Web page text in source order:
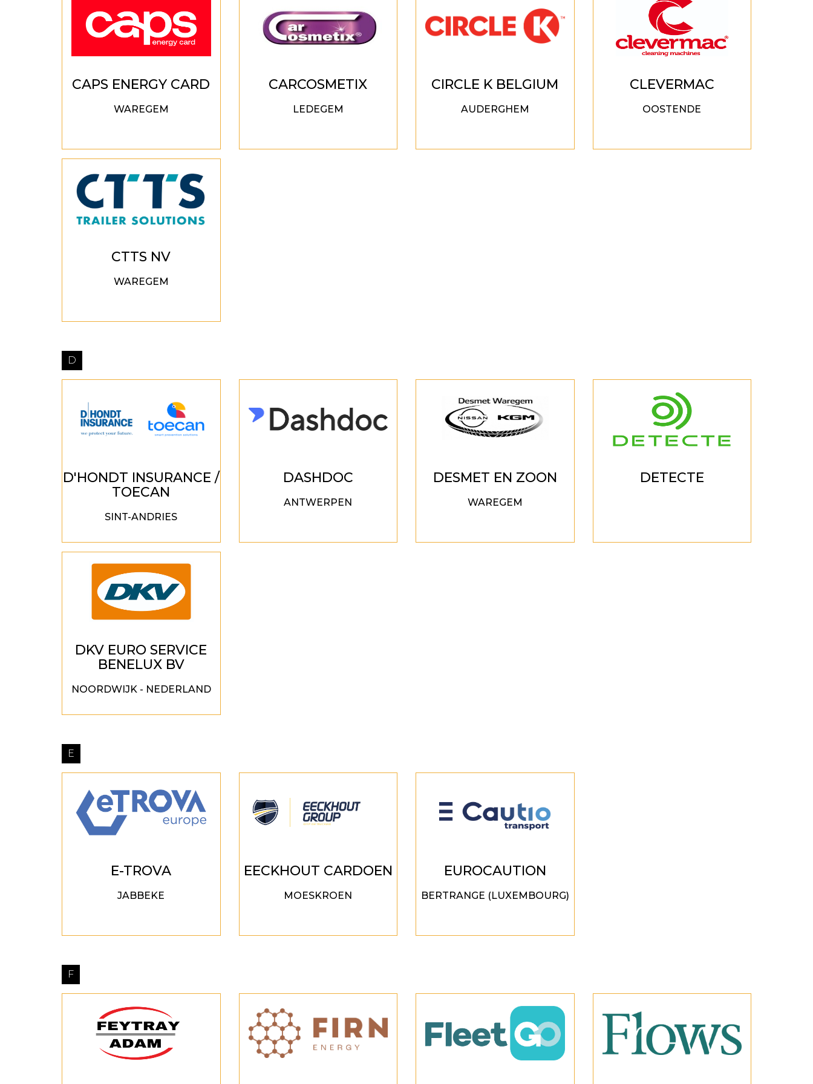
CAPS ENERGY CARD
WAREGEM
CARCOSMETIX
LEDEGEM
CIRCLE K BELGIUM
AUDERGHEM
CLEVERMAC
OOSTENDE
CTTS NV
WAREGEM
D
D'HONDT INSURANCE /
TOECAN
SINT-ANDRIES
DASHDOC
ANTWERPEN
DESMET EN ZOON
WAREGEM
DETECTE
DKV EURO SERVICE
BENELUX BV
NOORDWIJK - NEDERLAND
E
E-TROVA
JABBEKE
EECKHOUT CARDOEN
MOESKROEN
EUROCAUTION
BERTRANGE (LUXEMBOURG)
F